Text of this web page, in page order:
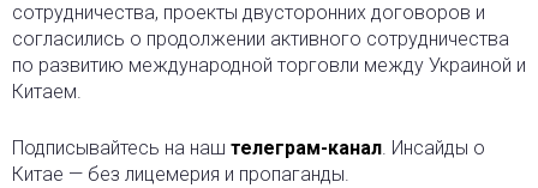
сотрудничества, проекты двусторонних договоров и
согласились о продолжении активного сотрудничества
по развитию международной торговли между Украиной и
Китаем.
Подписывайтесь на наш телеграм-канал. Инсайды о
Китае — без лицемерия и пропаганды.